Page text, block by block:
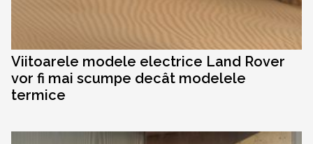
Viitoarele modele electrice Land Rover
vor fi mai scumpe decât modelele
termice